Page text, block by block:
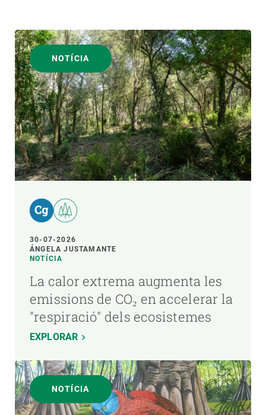
NOTÍCIA
30-07-2026
ÁNGELA JUSTAMANTE
NOTÍCIA
La calor extrema augmenta les
emissions de CO₂ en accelerar la
"respiració" dels ecosistemes
EXPLORAR
NOTÍCIA